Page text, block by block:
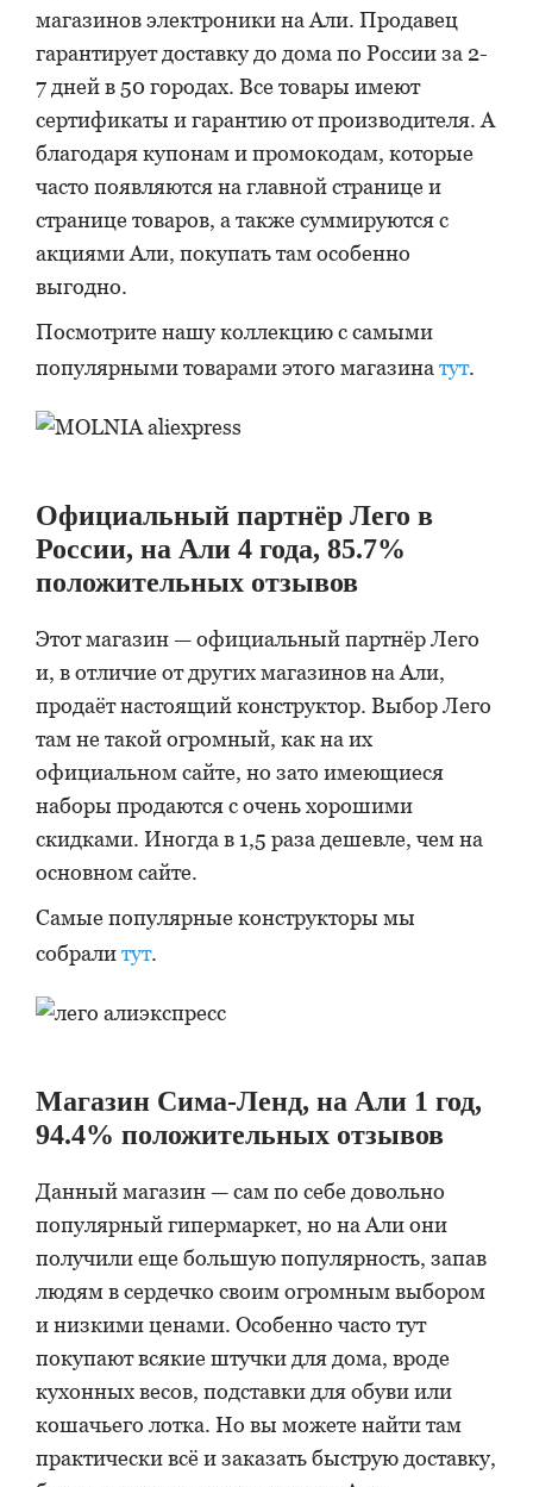
магазинов электроники на Али. Продавец
гарантирует доставку до дома по России за 2-
7 дней в 50 городах. Все товары имеют
сертификаты и гарантию от производителя. А
благодаря купонам и промокодам, которые
часто появляются на главной странице и
странице товаров, а также суммируются с
акциями Али, покупать там особенно
выгодно.
Посмотрите нашу коллекцию с самыми
популярными товарами этого магазина тут.
Официальный партнёр Лего в
России, на Али 4 года, 85.7%
положительных отзывов
Этот магазин — официальный партнёр Лего
и, в отличие от других магазинов на Али,
продаёт настоящий конструктор. Выбор Лего
там не такой огромный, как на их
официальном сайте, но зато имеющиеся
наборы продаются с очень хорошими
скидками. Иногда в 1,5 раза дешевле, чем на
основном сайте.
Самые популярные конструкторы мы
собралитут.
Магазин Сима-Ленд, на Али 1 год,
94.4% положительных отзывов
Данный магазин — сам по себе довольно
популярный гипермаркет, но на Али они
получили еще большую популярность, запав
людям в сердечко своим огромным выбором
и низкими ценами. Особенно часто тут
покупают всякие штучки для дома, вроде
кухонных весов, подставки для обуви или
кошачьего лотка. Но вы можете найти там
практически всё и заказать быструю доставку,